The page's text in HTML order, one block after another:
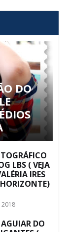
DO
LBS ( VEJA
IRES
DO